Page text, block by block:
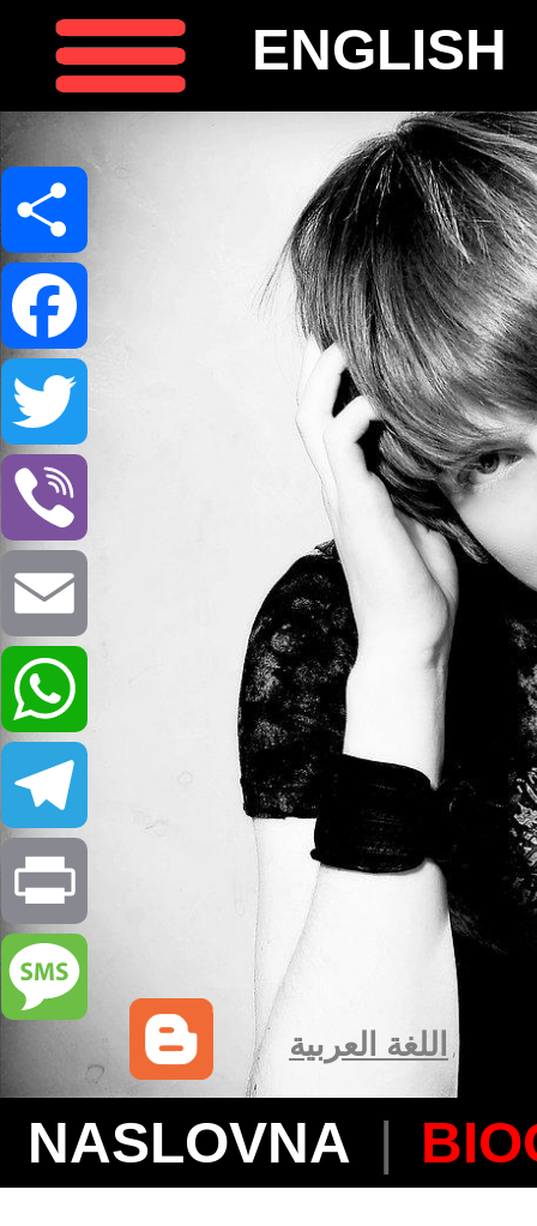
Share
Facebook
Twitter
Viber
Email
WhatsApp
Telegram
Print
اللغة العربية
NASLOVNA |
ENGLISH